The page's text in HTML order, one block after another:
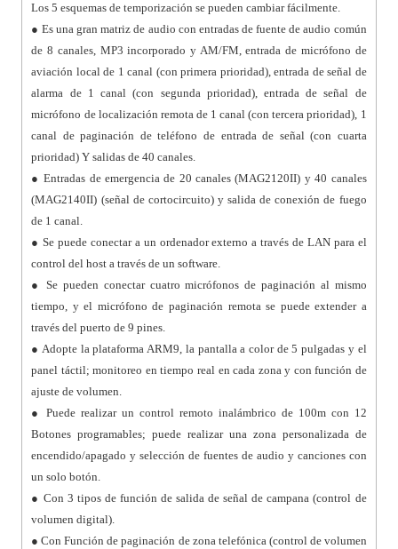
Los 5 esquemas de temporización se pueden cambiar fácilmente.
● Es una gran matriz de audio con entradas de fuente de audio común
de 8 canales, MP3 incorporado y AM/FM, entrada de micrófono de
aviación local de 1 canal (con primera prioridad), entrada de señal de
alarma de 1 canal (con segunda prioridad), entrada de señal de
micrófono de localización remota de 1 canal (con tercera prioridad), 1
canal de paginación de teléfono de entrada de señal (con cuarta
prioridad) Y salidas de 40 canales.
● Entradas de emergencia de 20 canales (MAG2120II) y 40 canales
(MAG2140II) (señal de cortocircuito) y salida de conexión de fuego
de 1 canal.
● Se puede conectar a un ordenador externo a través de LAN para el
control del host a través de un software.
● Se pueden conectar cuatro micrófonos de paginación al mismo
tiempo, y el micrófono de paginación remota se puede extender a
través del puerto de 9 pines.
● Adopte la plataforma ARM9, la pantalla a color de 5 pulgadas y el
panel táctil; monitoreo en tiempo real en cada zona y con función de
ajuste de volumen.
● Puede realizar un control remoto inalámbrico de 100m con 12
Botones programables; puede realizar una zona personalizada de
encendido/apagado y selección de fuentes de audio y canciones con
un solo botón.
● Con 3 tipos de función de salida de señal de campana (control de
volumen digital).
● Con Función de paginación de zona telefónica (control de volumen